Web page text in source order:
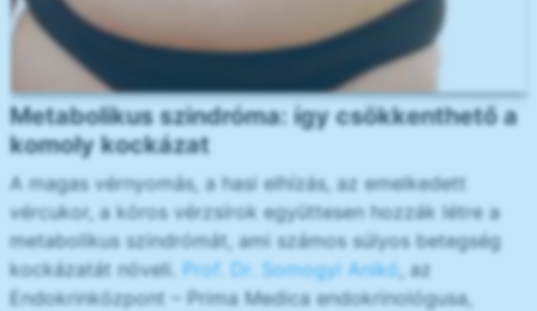
Metabolikus szindróma: így csökkenthető a
komoly kockázat
A magas vérnyomás, a hasi elhízás, az emelkedett
vércukor, a kóros vérzsírok együttesen hozzák létre a
metabolikus szindrómát, ami számos súlyos betegség
kockázatát növeli. Prof. Dr. Somogyi Anikó, az
Endokrinközpont – Prima Medica endokrinológusa,